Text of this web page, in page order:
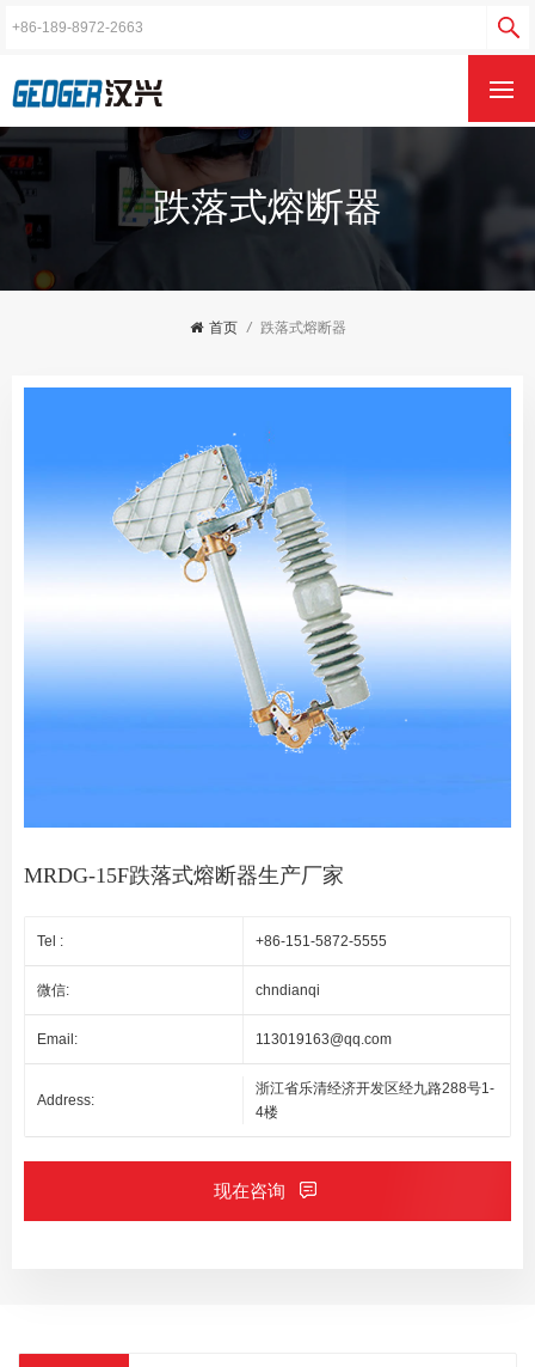
跌落式熔断器
首页 / 跌落式熔断器
MRDG-15F跌落式熔断器生产厂家
Tel : +86-151-5872-5555
微信: chndianqi
Email: 113019163@qq.com
Address:
浙江省乐清经济开发区经九路288号1-
4楼
现在咨询